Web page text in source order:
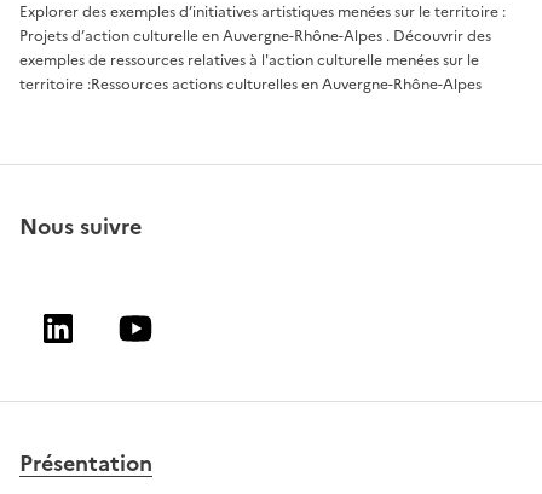
Explorer des exemples d’initiatives artistiques menées sur le territoire :
Projets d’action culturelle en Auvergne-Rhône-Alpes . Découvrir des
exemples de ressources relatives à l'action culturelle menées sur le
territoire :Ressources actions culturelles en Auvergne-Rhône-Alpes
Nous suivre
LinkedinYoutube
Présentation